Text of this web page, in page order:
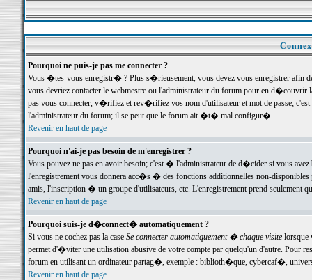
Pourquoi ne puis-je pas me connecter ?
Vous �tes-vous enregistr� ? Plus s�rieusement, vous devez vous enregistrer
vous devriez contacter le webmestre ou l'administrateur du forum pour en
pas vous connecter, v�rifiez et rev�rifiez vos nom d'utilisateur et mot de passe;
l'administrateur du forum; il se peut que le forum ait �t� mal configur�.
Revenir en haut de page
Pourquoi n'ai-je pas besoin de m'enregistrer ?
Vous pouvez ne pas en avoir besoin; c'est � l'administrateur de d�cider si vous
l'enregistrement vous donnera acc�s � des fonctions additionnelles non-
amis, l'inscription � un groupe d'utilisateurs, etc. L'enregistrement prend seulement
Revenir en haut de page
Pourquoi suis-je d�connect� automatiquement ?
Si vous ne cochez pas la case Se connecter automatiquement � chaque visitelorsque
permet d'�viter une utilisation abusive de votre compte par quelqu'un d'autre. Pour
forum en utilisant un ordinateur partag�, exemple : biblioth�que, cybercaf�,
Revenir en haut de page